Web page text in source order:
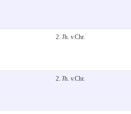
2. Jh. v.Chr.
2. Jh. v.Chr.